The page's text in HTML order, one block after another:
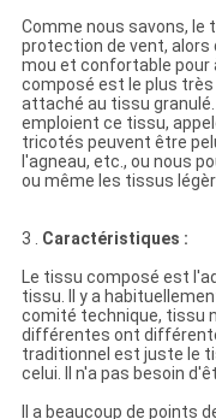
Comme nous savons, le
protection de vent,
mou et confortable pour
composé est le plus
attaché au tissu
emploient ce tissu,
tricotés peuvent être
l'agneau, etc., ou nous
ou même les tissus
3 . Caractéristiques :
Le tissu composé est
tissu. Il y a
comité technique, tissu
différentes ont
traditionnel est juste le
celui. Il n'a pas besoin
Il a beaucoup de points